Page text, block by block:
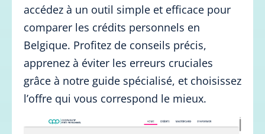
accédez à un outil simple et efficace pour
comparer les crédits personnels en
Belgique. Profitez de conseils précis,
apprenez à éviter les erreurs cruciales
grâce à notre guide spécialisé, et choisissez
l’offre qui vous correspond le mieux.